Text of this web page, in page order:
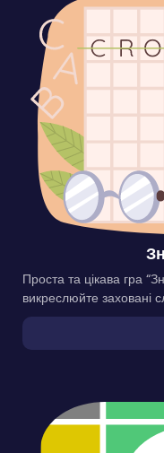
Проста та цікава гра
викреслюйте заховані